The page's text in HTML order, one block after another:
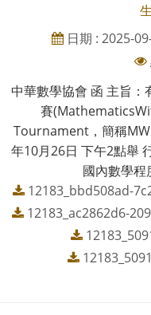
日期 : 2025-
中華數學協會 函 主旨
賽
Tournament，簡稱
年10月26日 下午2點舉
國內數學程
12183_bbd508ad-
12183_ac2862d6-